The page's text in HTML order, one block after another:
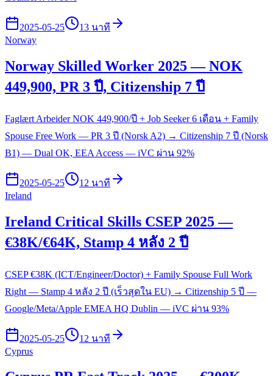
2025-05-25
13 นาที
Norway
Norway Skilled Worker 2025 — NOK
449,900, PR 3 ปี, Citizenship 7 ปี
Faglært Arbeider NOK 449,900/ปี + Job Seeker 6 เดือน + Family
Spouse Free Work — PR 3 ปี (Norsk A2) → Citizenship 7 ปี (Norsk
B1) — Dual OK, EEA Access — iVC ผ่าน 92%
2025-05-25
12 นาที
Ireland
Ireland Critical Skills CSEP 2025 —
€38K/€64K, Stamp 4 หลัง 2 ปี
CSEP €38K (ICT/Engineer/Doctor) + Family Spouse Full Work
Right — Stamp 4 หลัง 2 ปี (เร็วสุดใน EU) → Citizenship 5 ปี —
Google/Meta/Apple EMEA HQ Dublin — iVC ผ่าน 93%
2025-05-25
12 นาที
Cyprus